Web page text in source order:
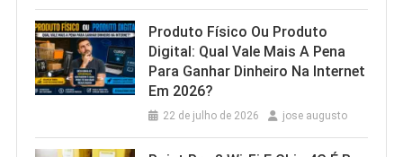
Produto Físico Ou Produto
Digital: Qual Vale Mais A Pena
Para Ganhar Dinheiro Na Internet
Em 2026?
22 de julho de 2026 jose augusto